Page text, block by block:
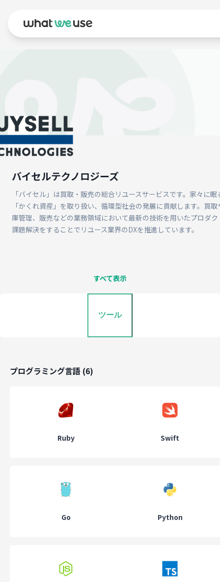
バイセルテクノロジーズ
「バイセル」は買取・販売の総合リユースサービスです。家々に眠
「かくれ資産」を取り扱い、循環型社会の発展に貢献します。買取
庫管理、販売などの業務領域において最新の技術を用いたプロダク
課題解決をすることでリユース業界のDXを推進しています。
すべて表示
ツール
プログラミング言語 (6)
Ruby Swift
Go Python